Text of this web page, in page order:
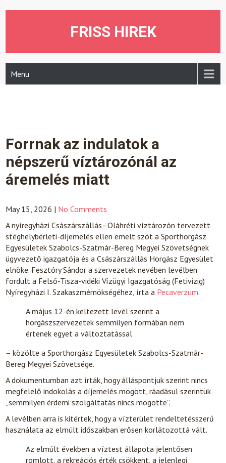
FRISS HIREK
Menu
Forrnak az indulatok a
népszerű víztározónál az
áremelés miatt
May 15, 2026 | No Comments
A nyíregyházi Császárszállás–Oláhréti víztározón tervezett
stéghelybérleti-díjemelés ellen emelt szót a Sporthorgász
Egyesületek Szabolcs-Szatmár-Bereg Megyei Szövetségnek
ügyvezető igazgatója és a Császárszállás Horgász Egyesület
elnöke. Fesztóry Sándor a szervezetek nevében levélben
fordult a Felső-Tisza-vidéki Vízügyi Igazgatóság (Fetivizig)
Nyíregyházi I. Szakaszmérnökségéhez, írta a Pecaverzum.
A május 12-én keltezett levél szerint a
horgászszervezetek semmilyen formában nem
értenek egyet a változtatással
– közölte a Sporthorgász Egyesületek Szabolcs-Szatmár-
Bereg Megyei Szövetsége.
A dokumentumban azt írták, hogy álláspontjuk szerint nincs
megfelelő indokolás a díjemelés mögött, ráadásul szerintük
„semmilyen érdemi szolgáltatás nincs mögötte”.
A levélben arra is kitértek, hogy a vízterület rendeltetésszerű
használata az elmúlt időszakban erősen korlátozottá vált.
Az elmúlt években a víztest állapota jelentősen
romlott, a rekreációs érték csökkent, a jelenlegi